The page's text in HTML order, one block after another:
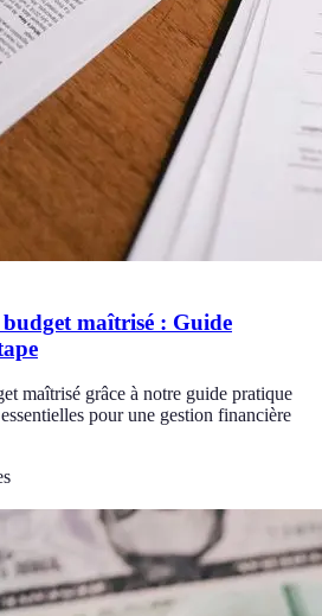
maîtrisé : Guide
maîtrisé grâce à notre guide pratique
pour une gestion financière